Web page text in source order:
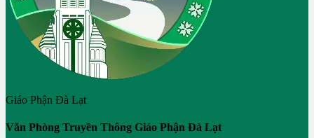
Giáo Phận Đà Lạt
Văn Phòng Truyền Thông Giáo Phận Đà Lạt